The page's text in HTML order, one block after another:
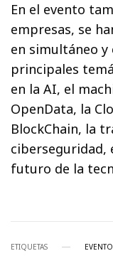
En el evento
empresas, se
en simultáneo y
principales
en la AI, el
OpenData, la
BlockChain, la
ciberseguridad,
futuro de la
ETIQUETAS EVENTO